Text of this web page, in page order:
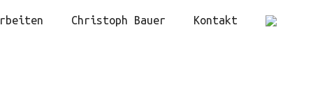
Christoph Bauer Kontakt